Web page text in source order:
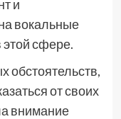
и
вокальные
этой сфере.
обстоятельств,
от своих
внимание